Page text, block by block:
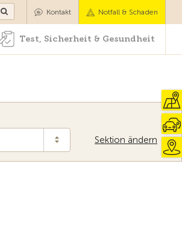
Test, Sicherheit & Gesundheit
Kontakt Notfall & Schaden
Test, Sicherheit & Gesundheit
Sektion ändern